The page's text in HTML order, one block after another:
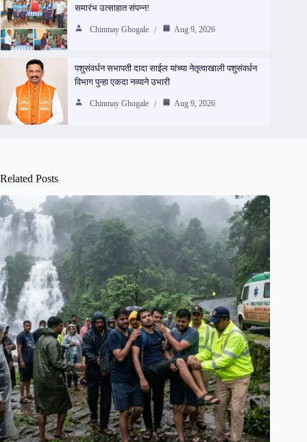
समारंभ उत्साहात संपन्न!
Chinmay Ghogale Aug 9, 2026
पशुसंवर्धन सभापती दादा साईल यांच्या नेतृत्वाखाली पशुसंवर्धन
विभाग पुन्हा एकदा नव्याने उभारी
Chinmay Ghogale Aug 9, 2026
Related Posts